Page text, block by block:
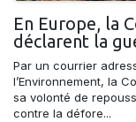
En Europe, la
déclarent la
Par un courrier
l’Environnement, la
sa volonté de
contre la défore...